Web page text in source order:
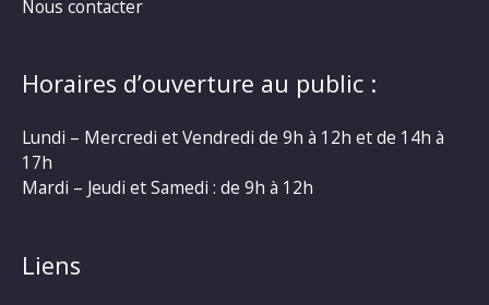
Nous contacter
Horaires d’ouverture au public :
Lundi – Mercredi et Vendredi de 9h à 12h et de 14h à
17h
Mardi – Jeudi et Samedi : de 9h à 12h
Liens